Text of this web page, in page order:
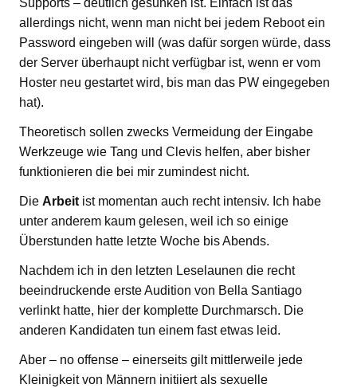
Supports – deutlich gesunken ist. Einfach ist das
allerdings nicht, wenn man nicht bei jedem Reboot ein
Password eingeben will (was dafür sorgen würde, dass
der Server überhaupt nicht verfügbar ist, wenn er vom
Hoster neu gestartet wird, bis man das PW eingegeben
hat).
Theoretisch sollen zwecks Vermeidung der Eingabe
Werkzeuge wie Tang und Clevis helfen, aber bisher
funktionieren die bei mir zumindest nicht.
Die Arbeit ist momentan auch recht intensiv. Ich habe
unter anderem kaum gelesen, weil ich so einige
Überstunden hatte letzte Woche bis Abends.
Nachdem ich in den letzten Leselaunen die recht
beeindruckende erste Audition von Bella Santiago
verlinkt hatte, hier der komplette Durchmarsch. Die
anderen Kandidaten tun einem fast etwas leid.
Aber – no offense – einerseits gilt mittlerweile jede
Kleinigkeit von Männern initiiert als sexuelle